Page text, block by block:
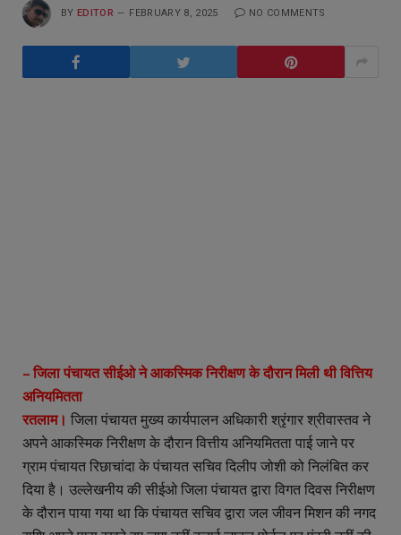
BY EDITOR FEBRUARY 8, 2025 NO COMMENTS
– जिला पंचायत सीईओ ने आकस्मिक निरीक्षण के दौरान मिली थी वित्तिय
अनियमितता
रतलाम। जिला पंचायत मुख्य कार्यपालन अधिकारी श्रृंगार श्रीवास्तव ने
अपने आकस्मिक निरीक्षण के दौरान वित्तीय अनियमितता पाई जाने पर
ग्राम पंचायत रिछाचांदा के पंचायत सचिव दिलीप जोशी को निलंबित कर
दिया है। उल्लेखनीय की सीईओ जिला पंचायत द्वारा विगत दिवस निरीक्षण
के दौरान पाया गया था कि पंचायत सचिव द्वारा जल जीवन मिशन की नगद